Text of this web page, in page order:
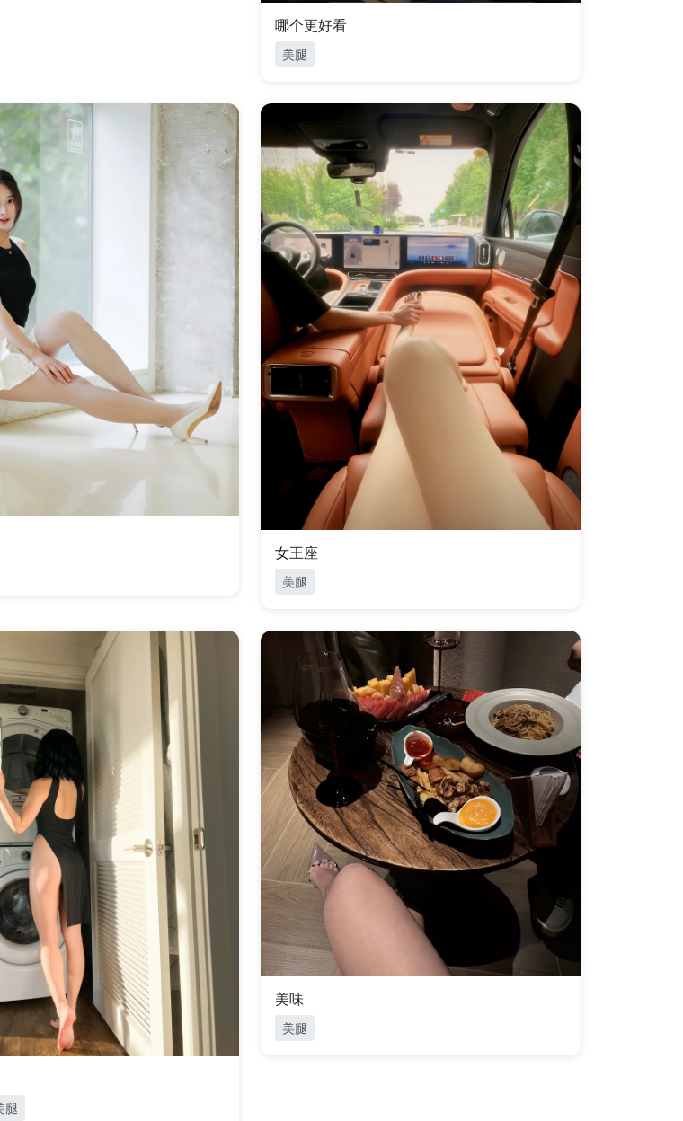
哪个更好看
美腿
女王座
美腿
腿
美味
美腿